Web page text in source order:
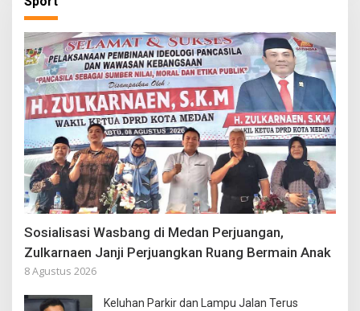
Sosialisasi Wasbang di Medan Perjuangan,
Zulkarnaen Janji Perjuangkan Ruang Bermain Anak
8 Agustus 2026
Keluhan Parkir dan Lampu Jalan Terus